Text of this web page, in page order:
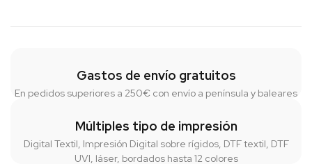
Gastos de envío gratuitos
En pedidos superiores a 250€ con envío a península y baleares
Múltiples tipo de impresión
Digital Textil, Impresión Digital sobre rígidos, DTF textil, DTF
UVI, láser, bordados hasta 12 colores